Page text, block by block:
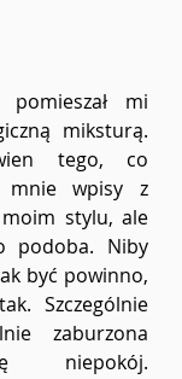
mi
miksturą.
tego, co
mnie wpisy z
stylu, ale
podoba. Niby
być powinno,
Szczególnie
zaburzona
niepokój.